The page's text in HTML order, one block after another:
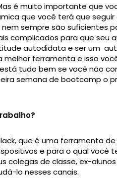
é muito importante que
que você terá que
sempre são suficientes
complicados para que seu
autodidata e ser um
melhor ferramenta e isso
tudo bem se você não
semana de bootcamp o
que é uma ferramenta
e para o qual você
colegas de classe, ex-
lo nesses canais.